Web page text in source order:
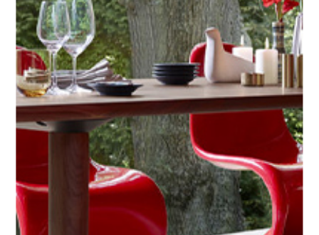
LIVING
VIEW COLLECTION